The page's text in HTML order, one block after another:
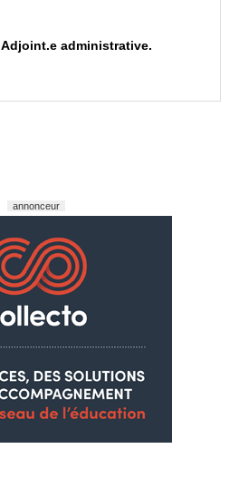
Adjoint.e administrative.
annonceur